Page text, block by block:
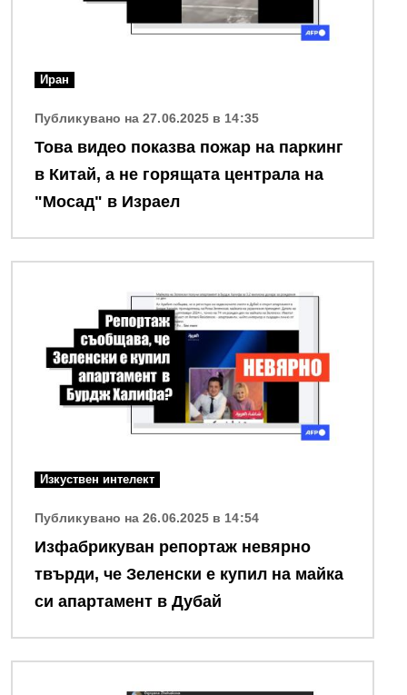
Иран
Публикувано на 27.06.2025 в 14:35
Това видео показва пожар на паркинг
в Китай, а не горящата централа на
"Мосад" в Израел
Изкуствен интелект
Публикувано на 26.06.2025 в 14:54
Изфабрикуван репортаж невярно
твърди, че Зеленски е купил на майка
си апартамент в Дубай